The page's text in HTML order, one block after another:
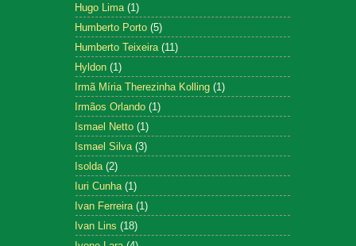
Hugo Lima (1)
Humberto Porto (5)
Humberto Teixeira (11)
Hyldon (1)
Irmã Míria Therezinha Kolling (1)
Irmãos Orlando (1)
Ismael Netto (1)
Ismael Silva (3)
Isolda (2)
Iuri Cunha (1)
Ivan Ferreira (1)
Ivan Lins (18)